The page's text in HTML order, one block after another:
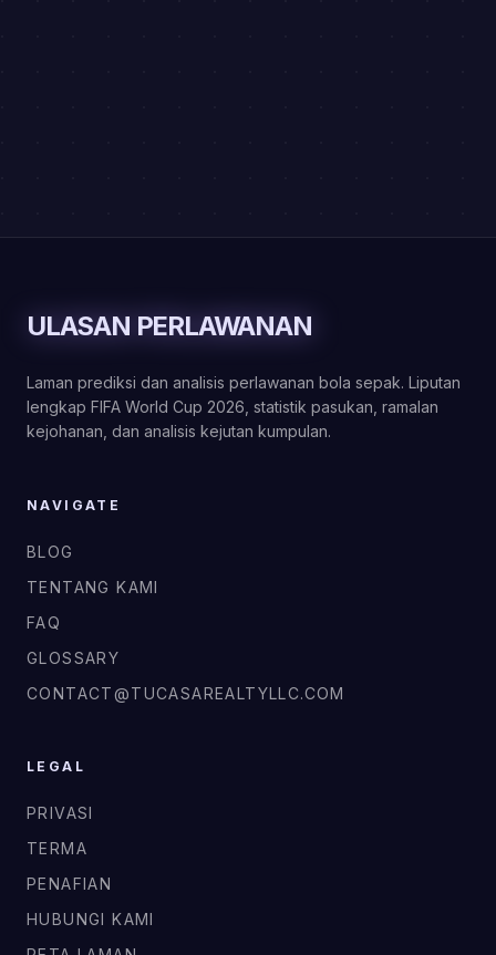
ULASAN PERLAWANAN
Laman prediksi dan analisis perlawanan bola sepak. Liputan
lengkap FIFA World Cup 2026, statistik pasukan, ramalan
kejohanan, dan analisis kejutan kumpulan.
NAVIGATE
BLOG
TENTANG KAMI
FAQ
GLOSSARY
CONTACT@TUCASAREALTYLLC.COM
LEGAL
PRIVASI
TERMA
PENAFIAN
HUBUNGI KAMI